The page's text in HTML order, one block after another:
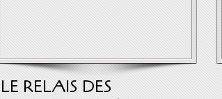
LE RELAIS DES